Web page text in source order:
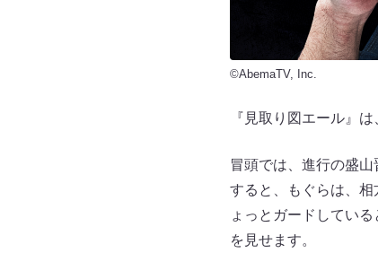
©AbemaTV, Inc.
『見取り図エール』
冒頭では、進行の盛
すると、もぐらは、
ょっとガードしてい
を見せます。